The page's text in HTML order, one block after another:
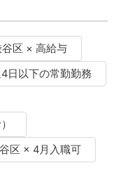
谷区 × 高給与
日以下の常勤勤務
区 × 4月入職可